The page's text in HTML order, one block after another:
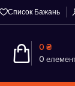
Список Бажань
0
0 ₴